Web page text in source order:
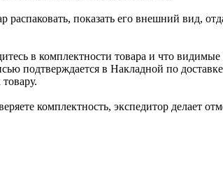
показать его внешний вид,
в комплектности товара и что
подтверждается в Накладной по
комплектность, экспедитор делает